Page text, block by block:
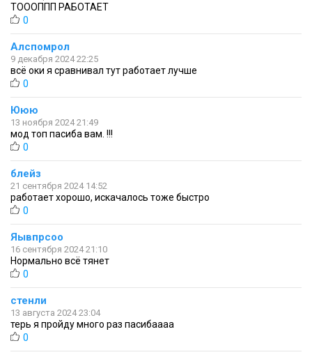
ТОООППП РАБОТАЕТ
0
Алспомрол
9 декабря 2024 22:25
всё оки я сравнивал тут работает лучше
0
Ююю
13 ноября 2024 21:49
мод топ пасиба вам. !!!
0
блейз
21 сентября 2024 14:52
работает хорошо, искачалось тоже быстро
0
Яывпрсоо
16 сентября 2024 21:10
Нормально всё тянет
0
стенли
13 августа 2024 23:04
терь я пройду много раз пасибаааа
0